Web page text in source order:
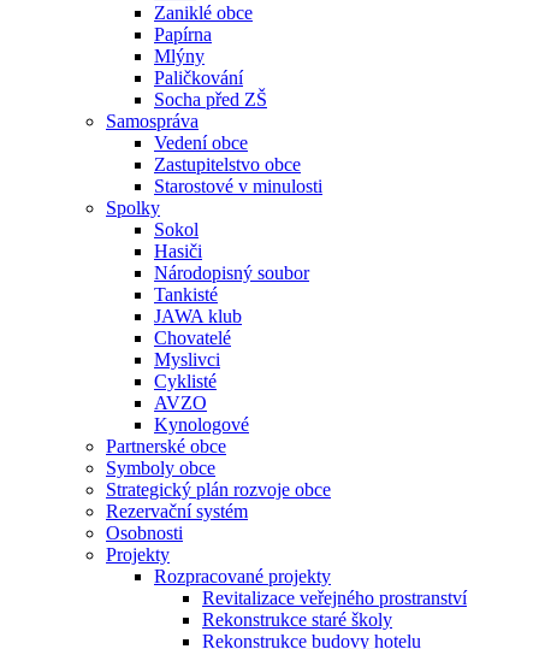
Zaniklé obce
Papírna
Mlýny
Paličkování
Socha před ZŠ
Samospráva
Vedení obce
Zastupitelstvo obce
Starostové v minulosti
Spolky
Sokol
Hasiči
Národopisný soubor
Tankisté
JAWA klub
Chovatelé
Myslivci
Cyklisté
AVZO
Kynologové
Partnerské obce
Symboly obce
Strategický plán rozvoje obce
Rezervační systém
Osobnosti
Projekty
Rozpracované projekty
Revitalizace veřejného prostranství
Rekonstrukce staré školy
Rekonstrukce budovy hotelu